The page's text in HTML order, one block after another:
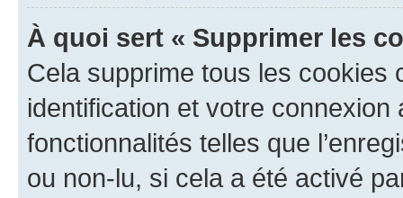
À quoi sert « Supprimer les
Cela supprime tous les cookies
identification et votre
fonctionnalités telles que
ou non-lu, si cela a été activé